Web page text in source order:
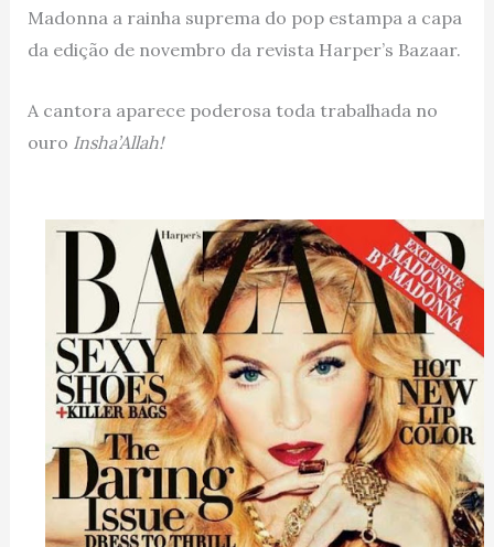
Madonna a rainha suprema do pop estampa a capa
da edição de novembro da revista Harper’s Bazaar.
A cantora aparece poderosa toda trabalhada no
ouro Insha’Allah!